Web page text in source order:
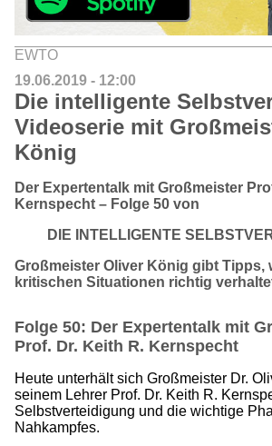
EWTO
19.06.2019 - 12:00
Die intelligente
Videoserie mit
König
Der Expertentalk mit Großmeister
Kernspecht – Folge 50 von
DIE INTELLIGENTE
Großmeister Oliver König gibt Tipps,
kritischen Situationen richtig
Folge 50: Der Expertentalk mit
Prof. Dr. Keith R. Kernspecht
Heute unterhält sich Großmeister Dr.
seinem Lehrer Prof. Dr. Keith R.
Selbstverteidigung und die wichtige
Nahkampfes.